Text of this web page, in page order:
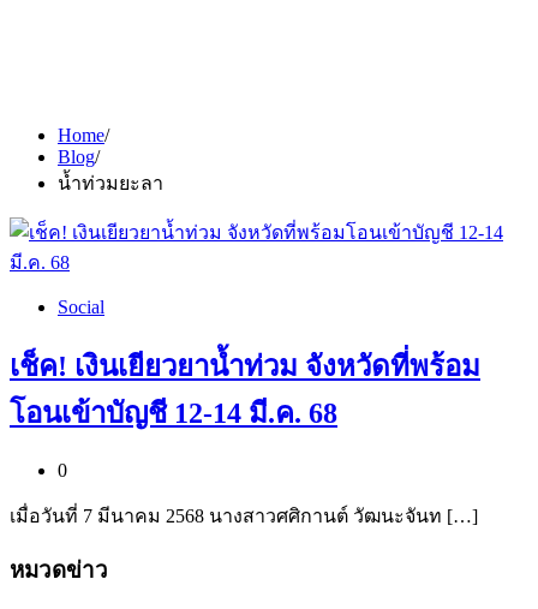
Home
Blog
น้ำท่วมยะลา
Social
เช็ค! เงินเยียวยาน้ำท่วม จังหวัดที่พร้อม
โอนเข้าบัญชี 12-14 มี.ค. 68
0
เมื่อวันที่ 7 มีนาคม 2568 นางสาวศศิกานต์ วัฒนะจันท […]
หมวดข่าว